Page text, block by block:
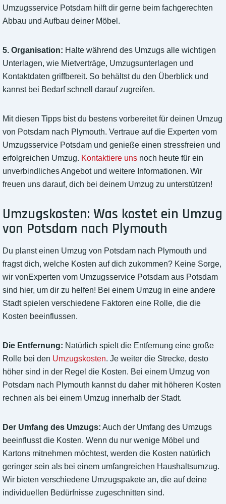
Umzugsservice Potsdam hilft dir gerne beim fachgerechten
Abbau und Aufbau deiner Möbel.
5. Organisation: Halte während des Umzugs alle wichtigen
Unterlagen, wie Mietverträge, Umzugsunterlagen und
Kontaktdaten griffbereit. So behältst du den Überblick und
kannst bei Bedarf schnell darauf zugreifen.
Mit diesen Tipps bist du bestens vorbereitet für deinen Umzug
von Potsdam nach Plymouth. Vertraue auf die Experten vom
Umzugsservice Potsdam und genieße einen stressfreien und
erfolgreichen Umzug. Kontaktiere uns noch heute für ein
unverbindliches Angebot und weitere Informationen. Wir
freuen uns darauf, dich bei deinem Umzug zu unterstützen!
Umzugskosten: Was kostet ein Umzug
von Potsdam nach Plymouth
Du planst einen Umzug von Potsdam nach Plymouth und
fragst dich, welche Kosten auf dich zukommen? Keine Sorge,
wir vonExperten vom Umzugsservice Potsdam aus Potsdam
sind hier, um dir zu helfen! Bei einem Umzug in eine andere
Stadt spielen verschiedene Faktoren eine Rolle, die die
Kosten beeinflussen.
Die Entfernung: Natürlich spielt die Entfernung eine große
Rolle bei den Umzugskosten. Je weiter die Strecke, desto
höher sind in der Regel die Kosten. Bei einem Umzug von
Potsdam nach Plymouth kannst du daher mit höheren Kosten
rechnen als bei einem Umzug innerhalb der Stadt.
Der Umfang des Umzugs: Auch der Umfang des Umzugs
beeinflusst die Kosten. Wenn du nur wenige Möbel und
Kartons mitnehmen möchtest, werden die Kosten natürlich
geringer sein als bei einem umfangreichen Haushaltsumzug.
Wir bieten verschiedene Umzugspakete an, die auf deine
individuellen Bedürfnisse zugeschnitten sind.